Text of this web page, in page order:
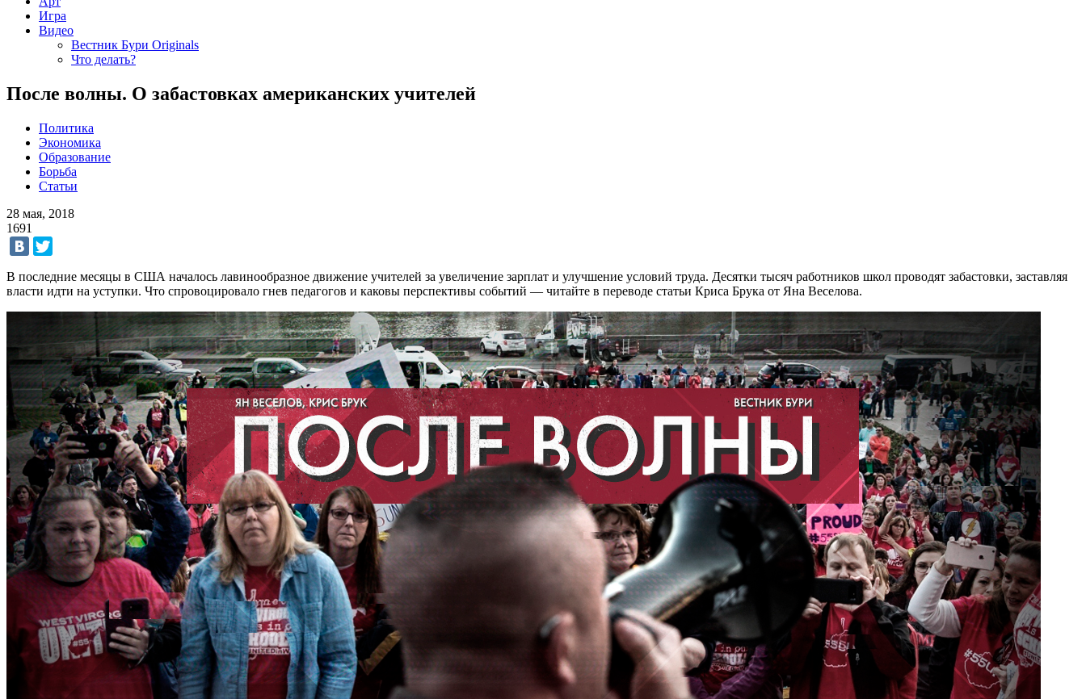
Игра
Видео
Вестник Бури Originals
Что делать?
После волны. О забастовках американских учителей
Политика
Экономика
Образование
Борьба
Статьи
28 мая, 2018
1691
В последние месяцы в США началось лавинообразное движение учителей за увеличение зарплат и улучшение условий труда. Десятки тысяч работников школ проводят забастовки, заставляя
власти идти на уступки. Что спровоцировало гнев педагогов и каковы перспективы событий — читайте в переводе статьи Криса Брука от Яна Веселова.